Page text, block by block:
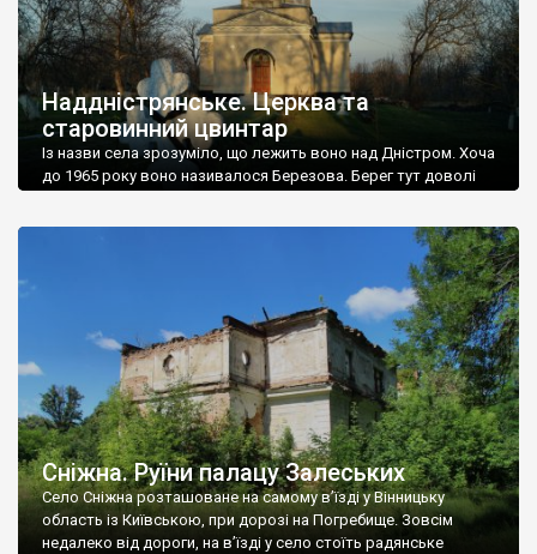
Наддністрянське. Церква та
старовинний цвинтар
Із назви села зрозуміло, що лежить воно над Дністром. Хоча
до 1965 року воно називалося Березова. Берег тут доволі
Наддністрянське відрізняється від більшості навколишніх
сіл. У селі є мурована Михайлівська церква. Точної дати […]
Сніжна. Руїни палацу Залеських
Село Сніжна розташоване на самому в’їзді у Вінницьку
область із Київською, при дорозі на Погребище. Зовсім
недалеко від дороги, на в’їзді у село стоїть радянське